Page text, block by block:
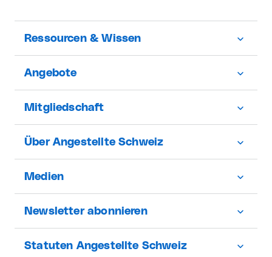
Ressourcen & Wissen
Angebote
Mitgliedschaft
Über Angestellte Schweiz
Medien
Newsletter abonnieren
Statuten Angestellte Schweiz